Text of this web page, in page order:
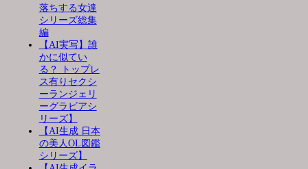
落ちする女達
シリーズ総集
編
【AI実写】誰
かに似てい
る？ トップレ
ス有りセクシ
ーランジェリ
ーグラビアシ
リーズ】
【AI生成 日本
の美人OL図鑑
シリーズ】